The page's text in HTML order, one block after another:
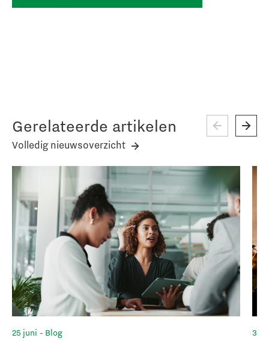
Gerelateerde artikelen
Volledig nieuwsoverzicht
25 juni - Blog 3